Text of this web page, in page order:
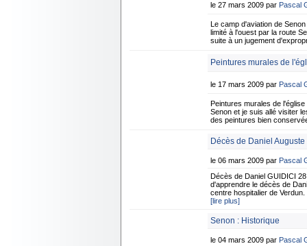
le 27 mars 2009 par Pascal
Le camp d'aviation de
limité à l'ouest par la route
suite à un jugement
Peintures murales de
le 17 mars 2009 par Pascal
Peintures murales de
Senon et je suis allé visiter
des peintures bien
Décès de Daniel
le 06 mars 2009 par Pascal
Décès de Daniel GUIDICI
d'apprendre le décès de
centre hospitalier de
[lire plus]
Senon : Historique
le 04 mars 2009 par Pascal